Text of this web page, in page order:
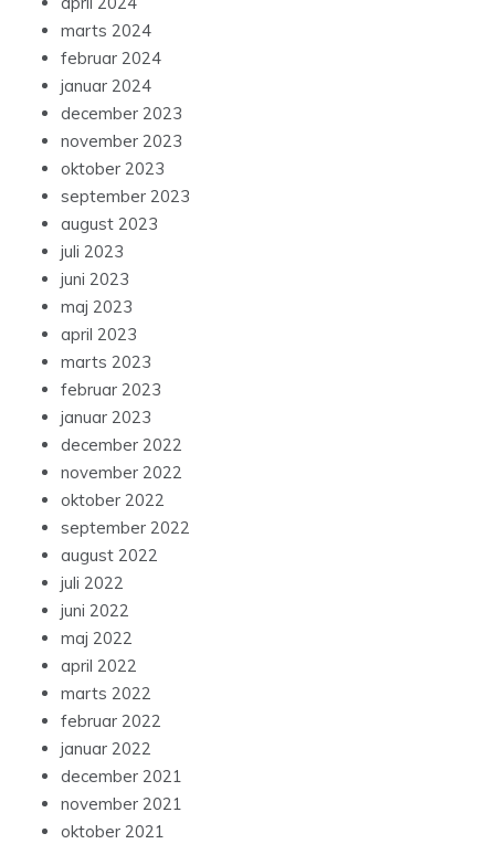
marts 2024
februar 2024
januar 2024
december 2023
november 2023
oktober 2023
september 2023
august 2023
juli 2023
juni 2023
maj 2023
april 2023
marts 2023
februar 2023
januar 2023
december 2022
november 2022
oktober 2022
september 2022
august 2022
juli 2022
juni 2022
maj 2022
april 2022
marts 2022
februar 2022
januar 2022
december 2021
november 2021
oktober 2021